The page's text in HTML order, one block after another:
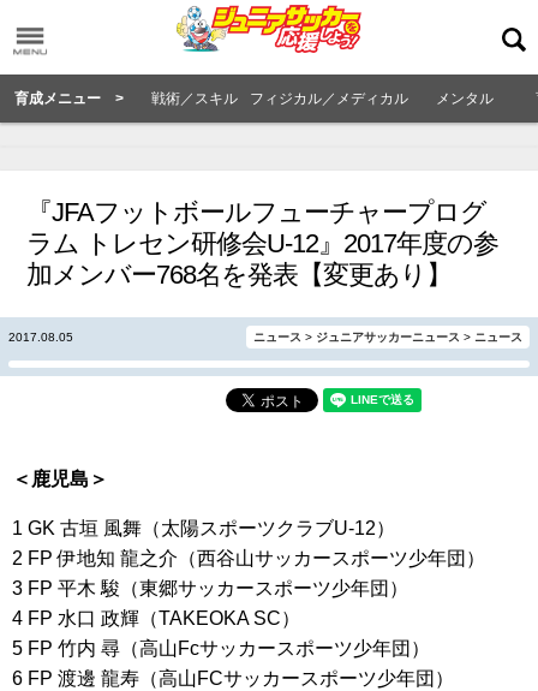
育成メニュー > 戦術／スキル フィジカル／メディカル メンタル
『JFAフットボールフューチャープログ
ラム トレセン研修会U-12』2017年度の参
加メンバー768名を発表【変更あり】
2017.08.05 ニュース > ジュニアサッカーニュース > ニュース
＜鹿児島＞
1 GK 古垣 風舞（太陽スポーツクラブU-12）
2 FP 伊地知 龍之介（西谷山サッカースポーツ少年団）
3 FP 平木 駿（東郷サッカースポーツ少年団）
4 FP 水口 政輝（TAKEOKA SC）
5 FP 竹内 尋（高山Fcサッカースポーツ少年団）
6 FP 渡邊 龍寿（高山FCサッカースポーツ少年団）